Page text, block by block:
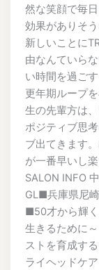
然な笑顔で毎
効果がありそ
新しいことに
由なんていら
い時間を過ご
更年期ループ
生の先輩方は
ポジティブ思
ブ出てきます
が一番早いし
SALON INFO
GL■兵庫県尼
■50才から輝
生きるために
ストを育成す
ライヘッドケ